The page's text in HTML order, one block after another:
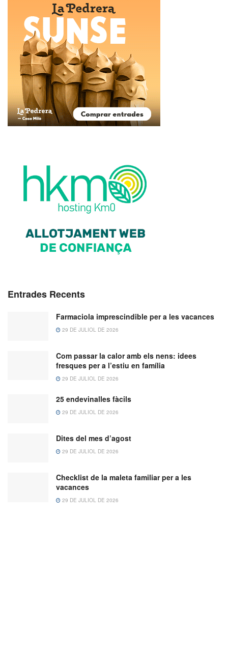
Entrades Recents
Farmaciola imprescindible per a les vacances
29 DE JULIOL DE 2026
Com passar la calor amb els nens: idees
fresques per a l’estiu en família
29 DE JULIOL DE 2026
25 endevinalles fàcils
29 DE JULIOL DE 2026
Dites del mes d’agost
29 DE JULIOL DE 2026
Checklist de la maleta familiar per a les
vacances
29 DE JULIOL DE 2026